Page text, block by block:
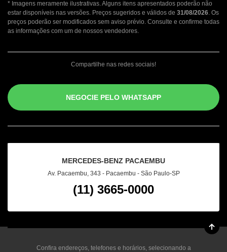
* Imagens meramente ilustrativas. Alguns itens apresentados poderão não
estar disponíveis nas versões. Preços sugeridos e válidos de 31/08/2026 . Os
preços poderão ser modificados sem aviso prévio. Consulte e confirme todas
as informações com um de nossos vendedores.
Compartilhe nas redes sociais!
NEGOCIE PELO WHATSAPP
MERCEDES-BENZ PACAEMBU
Av. Pacaembu, 343 - Pacaembu - São Paulo-SP
(11) 3665-0000
Confira endereços, telefones e horários, selecionando a